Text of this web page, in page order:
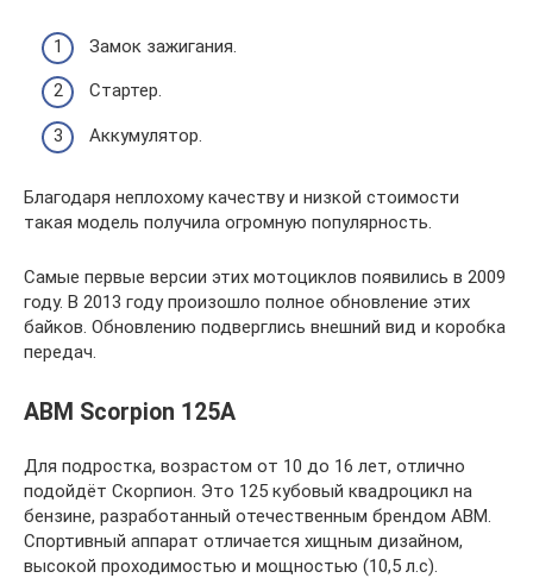
Замок зажигания.
Стартер.
Аккумулятор.
Благодаря неплохому качеству и низкой стоимости
такая модель получила огромную популярность.
Самые первые версии этих мотоциклов появились в 2009
году. В 2013 году произошло полное обновление этих
байков. Обновлению подверглись внешний вид и коробка
передач.
ABM Scorpion 125A
Для подростка, возрастом от 10 до 16 лет, отлично
подойдёт Скорпион. Это 125 кубовый квадроцикл на
бензине, разработанный отечественным брендом ABM.
Спортивный аппарат отличается хищным дизайном,
высокой проходимостью и мощностью (10,5 л.с).